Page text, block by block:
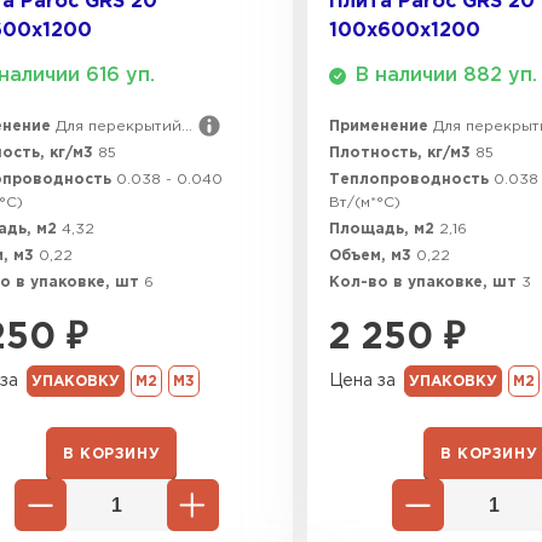
0,03-0,04 Вт/м·К. Прочность на
Срок службы превышает 50 лет, с гарантией
616 уп.
Для перекрытий...
кг/м3 85
0.038 - 0.040
м2 4,32
м3 0,22
в упаковке, шт 6
₽
УПАКОВКУ М2 М3
В КОРЗИНУ
100х600х1200
В наличии 882 уп.
Применение Для
Плотность, кг/м3 85
Теплопроводность 0.038
Вт/(м*°C)
Площадь, м2 2,16
Объем, м3 0,22
Кол-во в упаковке, шт 3
2 250 ₽
Цена за УПАКОВКУ М2
В КОРЗИНУ
Рулонная